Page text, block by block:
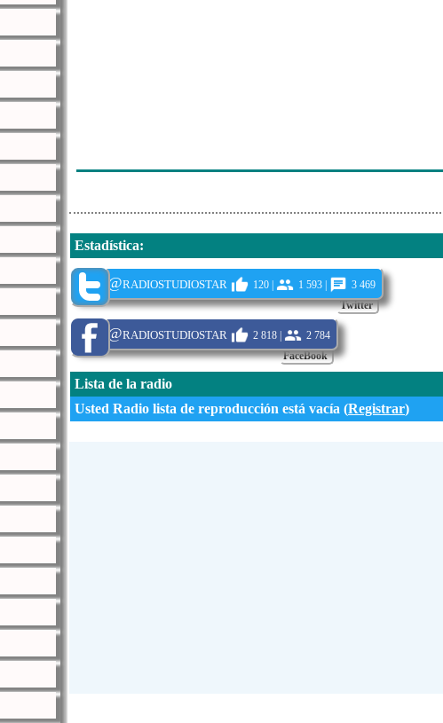
Estadística:
Twitter
@radiostudiostar 120 | 1 593 | 3 469
FaceBook
@radiostudiostar 2 818 | 2 784
Lista de la radio
Usted Radio lista de reproducción está vacía (Registrar)